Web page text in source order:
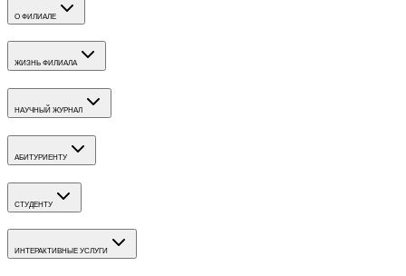
О ФИЛИАЛЕ
ЖИЗНЬ ФИЛИАЛА
НАУЧНЫЙ ЖУРНАЛ
АБИТУРИЕНТУ
СТУДЕНТУ
ИНТЕРАКТИВНЫЕ УСЛУГИ